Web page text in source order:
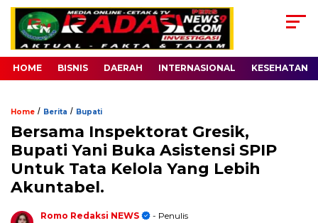
HOME BISNIS DAERAH INTERNASIONAL KESEHATAN
Home / Berita / Bupati
Bersama Inspektorat Gresik,
Bupati Yani Buka Asistensi SPIP
Untuk Tata Kelola Yang Lebih
Akuntabel.
Romo Redaksi NEWS
- Penulis